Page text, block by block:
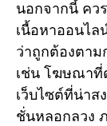
นอกจากนี้ คว
เนื้อหาออนไล
ว่าถูกต้องตาม
เช่น โฆษณาที่
เว็บไซต์ที่น่าส
ชั่นหลอกลวง